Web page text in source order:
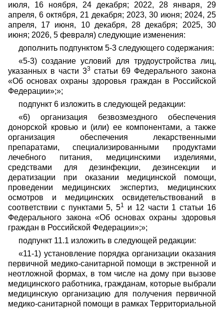
июля, 16 ноября, 24 декабря; 2022, 28 января, 29
апреля, 6 октября, 21 декабря; 2023, 30 июня; 2024, 25
апреля, 17 июня, 10 декабря, 28 декабря; 2025, 30
июня; 2026, 5 февраля) следующие изменения:
дополнить подпунктом 5-3 следующего содержания:
«5-3) создание условий для трудоустройства лиц,
указанных в части 33 статьи 69 Федерального закона
«Об основах охраны здоровья граждан в Российской
Федерации»;»;
подпункт 6 изложить в следующей редакции:
«6) организация безвозмездного обеспечения
донорской кровью и (или) ее компонентами, а также
организация обеспечения лекарственными
препаратами, специализированными продуктами
лечебного питания, медицинскими изделиями,
средствами для дезинфекции, дезинсекции и
дератизации при оказании медицинской помощи,
проведении медицинских экспертиз, медицинских
осмотров и медицинских освидетельствований в
соответствии с пунктами 5, 51
и 12 части 1 статьи 16
Федерального закона «Об основах охраны здоровья
граждан в Российской Федерации»;»;
подпункт 11.1 изложить в следующей редакции:
«11-1) установление порядка организации оказания
первичной медико-санитарной помощи в экстренной и
неотложной формах, в том числе на дому при вызове
медицинского работника, гражданам, которые выбрали
медицинскую организацию для получения первичной
медико-санитарной помощи в рамках Территориальной